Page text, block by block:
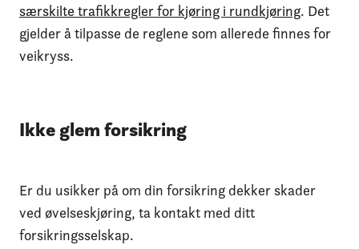
særskilte trafikkregler for kjøring i rundkjøring. Det
gjelder å tilpasse de reglene som allerede finnes for
veikryss.
Ikke glem forsikring
Er du usikker på om din forsikring dekker skader
ved øvelseskjøring, ta kontakt med ditt
forsikringsselskap.